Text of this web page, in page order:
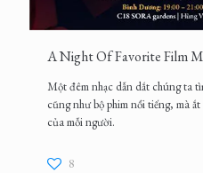
A Night Of Favorite Film
Một đêm nhạc dẫn dắt chúng ta
cũng như bộ phim nổi tiếng, mà
của mỗi người.
8